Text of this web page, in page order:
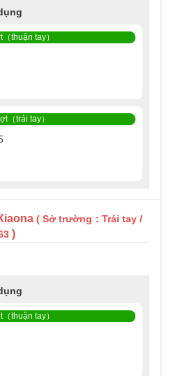
thuận tay）
（trái tay）
( Sở trường：Trái tay /
)
thuận tay）